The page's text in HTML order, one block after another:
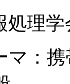
会
帯